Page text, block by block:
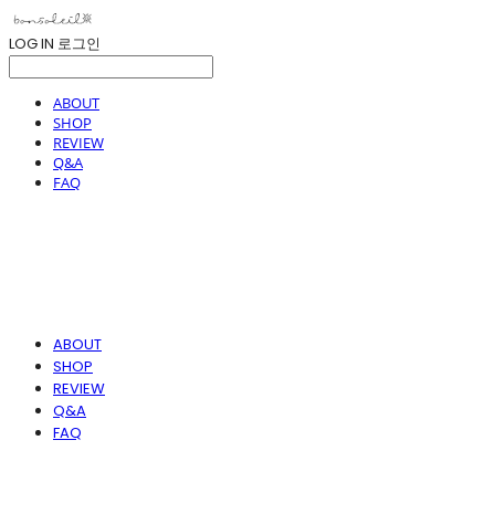
LOG IN 로그인
ABOUT
SHOP
REVIEW
Q&A
FAQ
ABOUT
SHOP
REVIEW
Q&A
FAQ